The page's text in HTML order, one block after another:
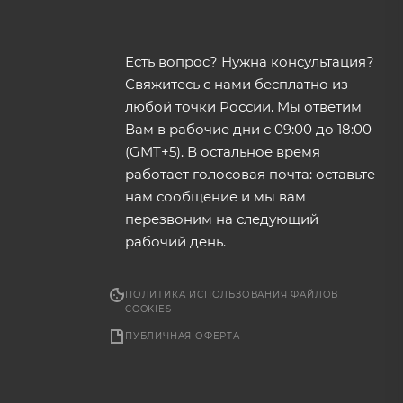
Есть вопрос? Нужна консультация?
Свяжитесь с нами бесплатно из
любой точки России. Мы ответим
Вам в рабочие дни с 09:00 до 18:00
(GMT+5). В остальное время
работает голосовая почта: оставьте
нам сообщение и мы вам
перезвоним на следующий
рабочий день.
ПОЛИТИКА ИСПОЛЬЗОВАНИЯ ФАЙЛОВ
COOKIES
ПУБЛИЧНАЯ ОФЕРТА